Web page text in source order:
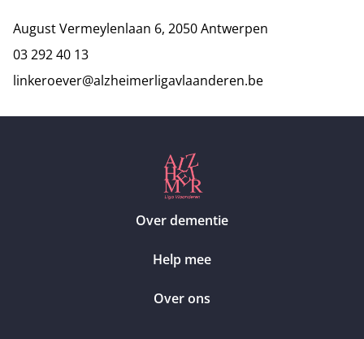
August Vermeylenlaan 6, 2050 Antwerpen
03 292 40 13
linkeroever@alzheimerligavlaanderen.be
Over dementie
Help mee
Over ons